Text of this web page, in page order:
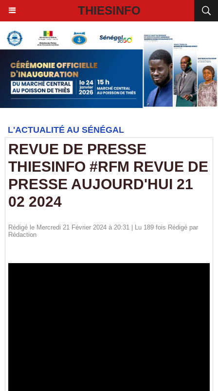
THIESINFO
L'ACTUALITÉ AU SÉNÉGAL
REVUE DE PRESSE
THIESINFO #RFM REVUE DE
PRESSE AUJOURD'HUI 21
02 2024
Rédigé le Mercredi 21 Février 2024 à 20:31 | Lu 189 fois Rédigé par
Rédaction